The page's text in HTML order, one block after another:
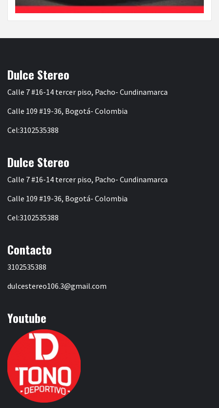
Dulce Stereo
Calle 7 #16-14 tercer piso, Pacho- Cundinamarca
Calle 109 #19-36, Bogotá- Colombia
Cel:3102535388
Dulce Stereo
Calle 7 #16-14 tercer piso, Pacho- Cundinamarca
Calle 109 #19-36, Bogotá- Colombia
Cel:3102535388
Contacto
3102535388
dulcestereo106.3@gmail.com
Youtube